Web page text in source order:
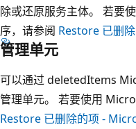
除或还原服务主体。 若要
序，请参阅 Restore 已删
管理单元
可以通过 deletedItems
管理单元。 若要使用
Restore 已删除的项 -